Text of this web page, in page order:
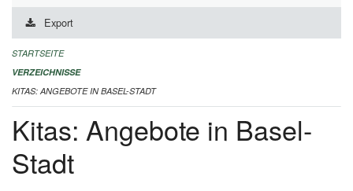
ALLGEMEINE INFORMATIONEN
IMPRESSUM
Export
STARTSEITE
VERZEICHNISSE
KITAS: ANGEBOTE IN BASEL-STADT
Kitas: Angebote in Basel-
Stadt